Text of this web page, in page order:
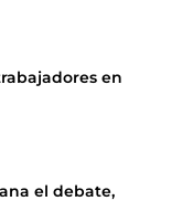
en
el debate,